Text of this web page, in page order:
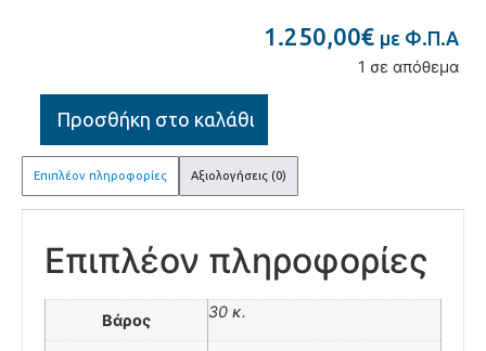
1.250,00€ με Φ.Π.Α
1 σε απόθεμα
Προσθήκη στο καλάθι
Επιπλέον πληροφορίες Αξιολογήσεις (0)
Επιπλέον πληροφορίες
Βάρος 30 κ.